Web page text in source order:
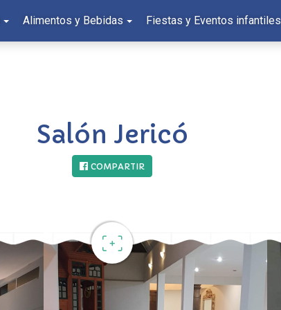
Alimentos y Bebidas Fiestas y Eventos infantiles
Salón Jericó
COMPARTIR